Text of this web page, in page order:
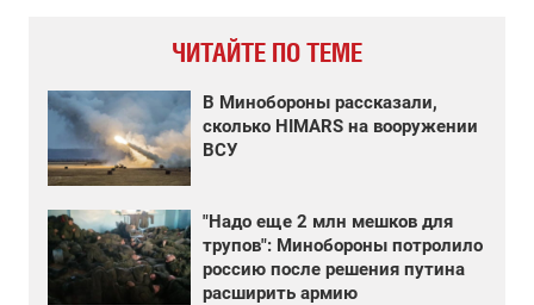
ЧИТАЙТЕ ПО ТЕМЕ
В Минобороны рассказали,
сколько HIMARS на вооружении
ВСУ
"Надо еще 2 млн мешков для
трупов": Минобороны потролило
россию после решения путина
расширить армию